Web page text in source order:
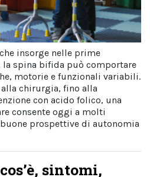
insorge nelle prime
spina bifida può comportare
motorie e funzionali variabili.
chirurgia, fino alla
con acido folico, una
consente oggi a molti
prospettive di autonomia
sintomi,